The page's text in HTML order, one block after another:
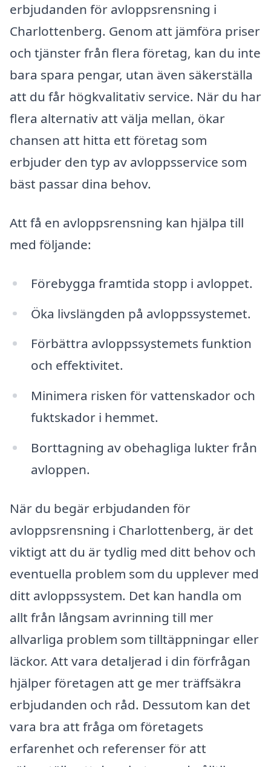
erbjudanden för avloppsrensning i
Charlottenberg. Genom att jämföra priser
och tjänster från flera företag, kan du inte
bara spara pengar, utan även säkerställa
att du får högkvalitativ service. När du har
flera alternativ att välja mellan, ökar
chansen att hitta ett företag som
erbjuder den typ av avloppsservice som
bäst passar dina behov.
Att få en avloppsrensning kan hjälpa till
med följande:
Förebygga framtida stopp i avloppet.
Öka livslängden på avloppssystemet.
Förbättra avloppssystemets funktion
och effektivitet.
Minimera risken för vattenskador och
fuktskador i hemmet.
Borttagning av obehagliga lukter från
avloppen.
När du begär erbjudanden för
avloppsrensning i Charlottenberg, är det
viktigt att du är tydlig med ditt behov och
eventuella problem som du upplever med
ditt avloppssystem. Det kan handla om
allt från långsam avrinning till mer
allvarliga problem som tilltäppningar eller
läckor. Att vara detaljerad i din förfrågan
hjälper företagen att ge mer träffsäkra
erbjudanden och råd. Dessutom kan det
vara bra att fråga om företagets
erfarenhet och referenser för att